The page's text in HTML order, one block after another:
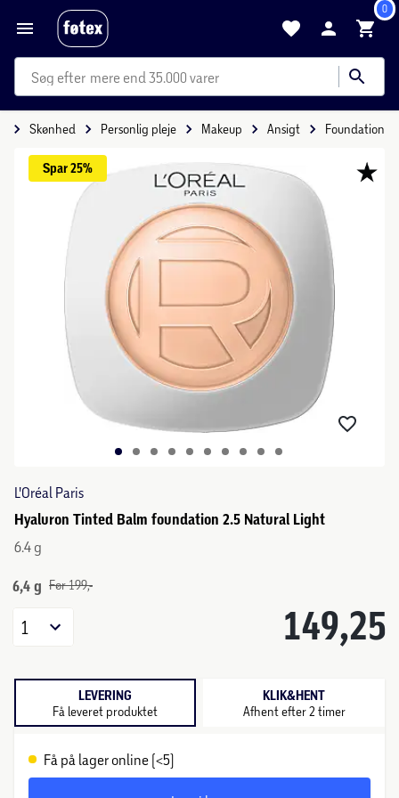
0
mere end 35.000 varer
Skønhed Personlig pleje Makeup Ansigt Foundation
Spar 25%
L'Oréal Paris
Hyaluron Tinted Balm foundation 2.5 Natural Light
6.4 g
6,4 g Før 199,-
149,25
1
LEVERING
Få leveret produktet
KLIK&HENT
Afhent efter 2 timer
Få på lager online (<5)